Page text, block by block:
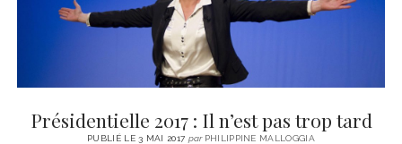
Présidentielle 2017 : Il n’est pas trop tard
PUBLIÉ LE 3 MAI 2017 parPHILIPPINE MALLOGGIA